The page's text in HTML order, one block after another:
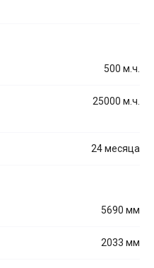
500 м.ч.
25000 м.ч.
24 месяца
5690 мм
2033 мм